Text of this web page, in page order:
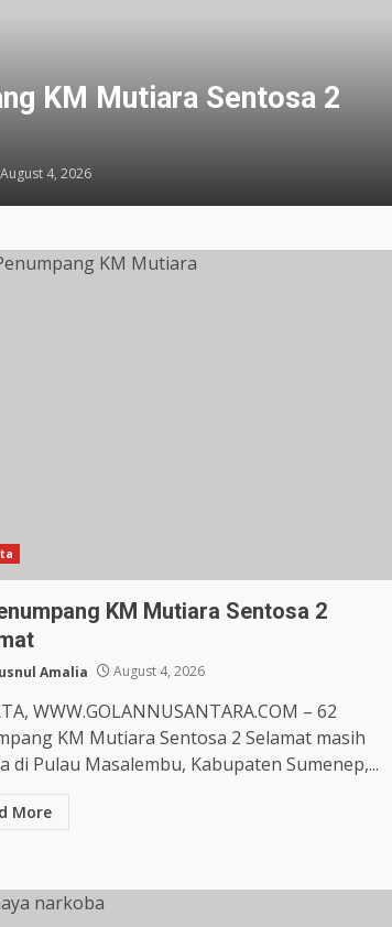
KM Mutiara Sentosa 2
August 4, 2026
KM Mutiara Sentosa 2
Amalia August 4, 2026
WWW.GOLANNUSANTARA.COM – 62
KM Mutiara Sentosa 2 Selamat masih
di Pulau Masalembu, Kabupaten Sumenep,...
More